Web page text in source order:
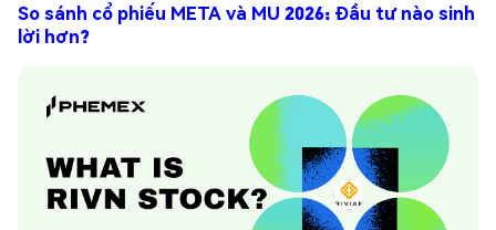
So sánh cổ phiếu META và MU 2026: Đầu tư nào sinh
lời hơn?